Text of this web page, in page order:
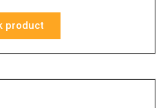
product